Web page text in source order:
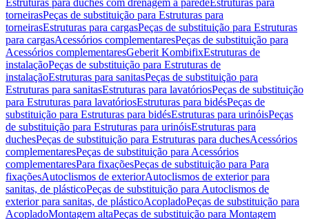
Estruturas para duches com drenagem à paredeEstruturas para
torneirasPeças de substituição para Estruturas para
torneirasEstruturas para cargasPeças de substituição para Estruturas
para cargasAcessórios complementaresPeças de substituição para
Acessórios complementaresGeberit KombifixEstruturas de
instalaçãoPeças de substituição para Estruturas de
instalaçãoEstruturas para sanitasPeças de substituição para
Estruturas para sanitasEstruturas para lavatóriosPeças de substituição
para Estruturas para lavatóriosEstruturas para bidésPeças de
substituição para Estruturas para bidésEstruturas para urinóisPeças
de substituição para Estruturas para urinóisEstruturas para
duchesPeças de substituição para Estruturas para duchesAcessórios
complementaresPeças de substituição para Acessórios
complementaresPara fixaçõesPeças de substituição para Para
fixaçõesAutoclismos de exteriorAutoclismos de exterior para
sanitas, de plásticoPeças de substituição para Autoclismos de
exterior para sanitas, de plásticoAcopladoPeças de substituição para
AcopladoMontagem altaPeças de substituição para Montagem